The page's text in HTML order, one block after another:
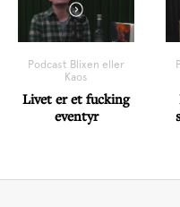
Podcast Blixen eller
Kaos
Livet er et fucking
eventyr